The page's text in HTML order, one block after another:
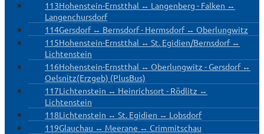
113Hohenstein-Ernstthal ↔ Langenberg - Falken ↔
Langenchursdorf
114Gersdorf ↔ Bernsdorf - Hermsdorf ↔ Oberlungwitz
115Hohenstein-Ernstthal ↔ St. Egidien/Bernsdorf ↔
Lichtenstein
116Hohenstein-Ernstthal ↔ Oberlungwitz - Gersdorf ↔
Oelsnitz(Erzgeb) (PlusBus)
117Lichtenstein ↔ Heinrichsort - Rödlitz ↔
Lichtenstein
118Lichtenstein ↔ St. Egidien ↔ Lobsdorf
119Glauchau ↔ Meerane ↔ Crimmitschau